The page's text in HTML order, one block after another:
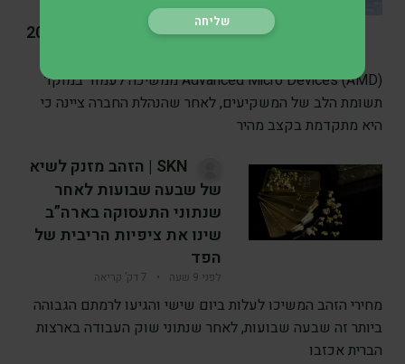
שההנהלה מאותתת על
התקדמות מעבר ליעדי 2028
Advanced Micro Devices (AMD) ממשיכה לעמוד במוקד
תשומת הלב של המשקיעים, לאחר שהנהלת החברה ציינה כי
היא מתקדמת בקצב מהיר
SKN | הזהב מזנק לשיא
של שבעה שבועות לאחר
שנתוני התעסוקה בארה”ב
שינו את ציפיות הריבית של
הפד
לפני 9 שעה • 7 דק’ קריאה
מחירי הזהב המשיכו לעלות ביום שישי והגיעו לרמתם הגבוהה
ביותר זה שבעה שבועות, לאחר שנתוני שוק העבודה בארצות
הברית אכזבו